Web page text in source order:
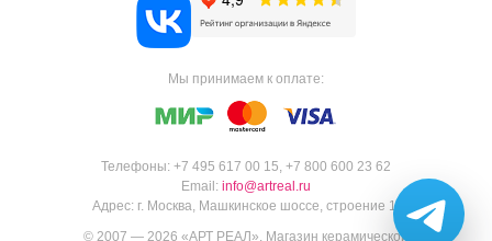
Телефоны: +7 495 617 00 15, +7 800 600 23 62
Email: info@artreal.ru
Адрес: г. Москва, Машкинское шоссе, строение 1.
© 2007 — 2026 «АРТ РЕАЛ ». Магазин керамической
Мы принимаем к оплате: